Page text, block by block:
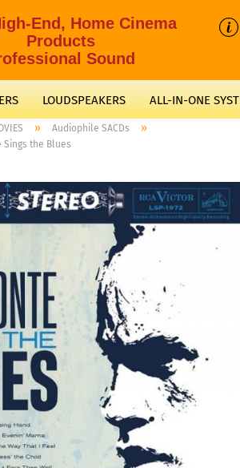
End, Home Cinema
Products
Sound
LOUDSPEAKERS ALL-IN-ONE
» Audiophile SACDs »
the Blues